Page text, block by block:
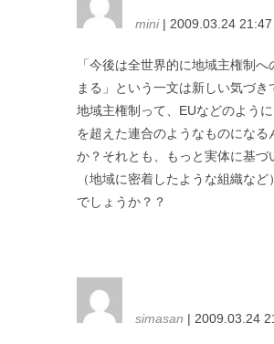
mini| 2009.03.24 21:47
「今後は全世界的に地域主権制へ
まる」という一文は新しい気づ
地域主権制って、EUなどのよう
を超えた連合のようなものになる
か？それとも、もっと実体に基づ
（地域に密着したような組織など
でしょうか？？
simasan | 2009.03.24